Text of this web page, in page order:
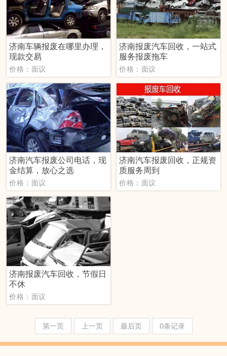
济南车辆报废在哪里办理，
现款交易
价格：面议
济南报废汽车回收，一站式
服务报废拖车
价格：面议
济南汽车报废公司电话，现
金结算，放心之选
价格：面议
济南汽车报废回收，正规资
质服务周到
价格：面议
济南报废汽车回收，节假日
不休
价格：面议
第一页 上一页 最后页 0条记录